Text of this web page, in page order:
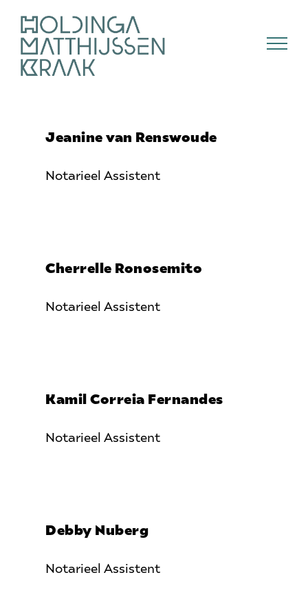
content
Jeanine van Renswoude
Notarieel Assistent
Cherrelle Ronosemito
Notarieel Assistent
Kamil Correia Fernandes
Notarieel Assistent
Debby Nuberg
Notarieel Assistent